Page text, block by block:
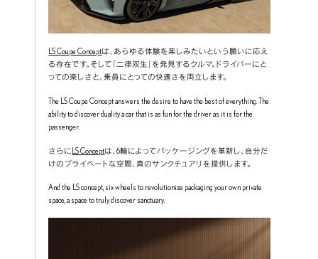
LS Coupe Conceptは、あらゆる体験を楽しみたいという願いに応え
る存在です。そして「二律双生」を発見するクルマ。ドライバーにと
っての楽しさと、乗員にとっての快適さを両立します。
The LS Coupe Concept answers the desire to have the best of everything. The
ability to discover duality a car that is as fun for the driver as it is for the
passenger.
さらに LS Conceptは、6輪によってパッケージングを革新し、自分だ
けのプライベートな空間、真のサンクチュアリを提供します。
And the LS concept, six wheels to revolutionize packaging your own private
space, a space to truly discover sanctuary.